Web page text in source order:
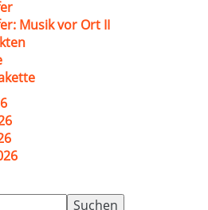
Musik vor Ort II